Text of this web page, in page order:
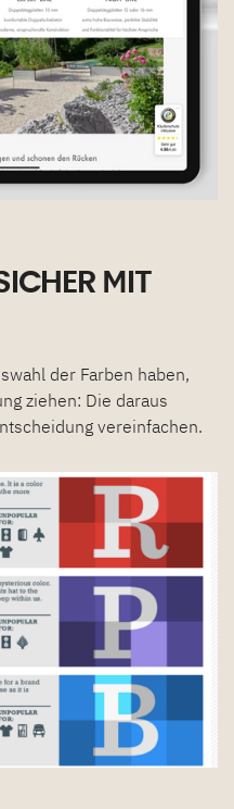
MIT
der Farben haben,
ziehen: Die daraus
vereinfachen.